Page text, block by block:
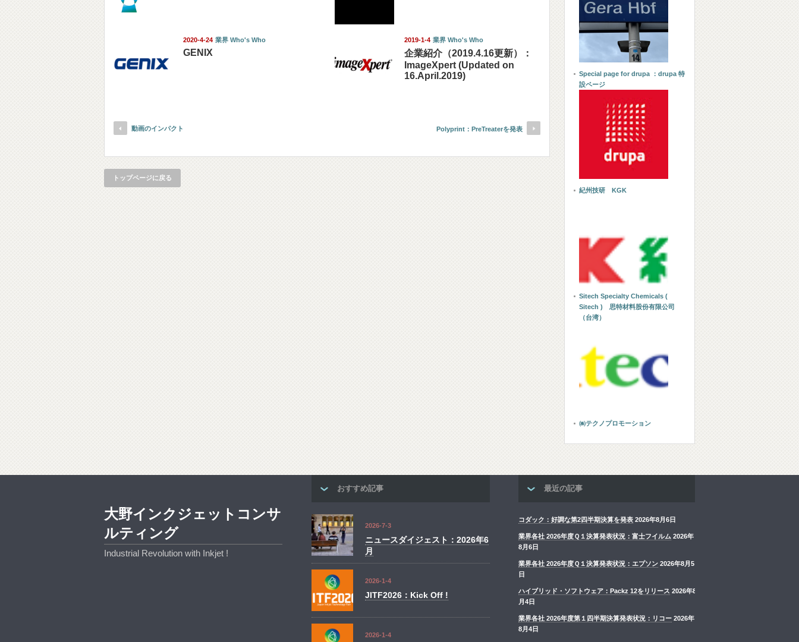
2020-4-24 業界 Who's Who
GENIX
2019-1-4 業界 Who's Who
企業紹介（2019.4.16更新）：
ImageXpert (Updated on
16.April.2019)
動画のインパクト Polyprint：PreTreaterを発表
トップページに戻る
Special page for drupa ：drupa 特
設ページ
紀州技研 KGK
Sitech Specialty Chemicals (
Sitech ) 思特材料股份有限公司
（台湾）
㈱テクノプロモーション
おすすめ記事
2026-7-3
ニュースダイジェスト：2026年6
月
2026-1-4
JITF2026：Kick Off !
2026-1-4
最近の記事
コダック：好調な第2四半期決算を発表 2026年8月6日
業界各社 2026年度Ｑ１決算発表状況：富士フイルム 2026年
8月6日
業界各社 2026年度Ｑ１決算発表状況：エプソン 2026年8月5
日
ハイブリッド・ソフトウェア：Packz 12をリリース 2026年8
月4日
業界各社 2026年度第１四半期決算発表状況：リコー 2026年
8月4日
大野インクジェットコンサ
ルティング
Industrial Revolution with Inkjet !